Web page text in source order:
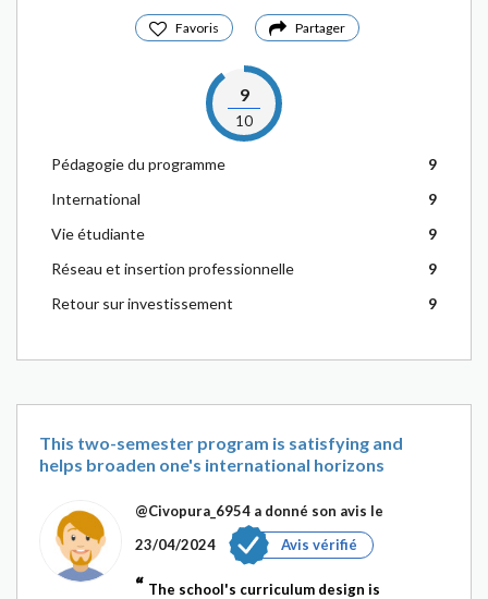
Favoris Partager
9
10
Pédagogie du programme
9
International
9
Vie étudiante
9
Réseau et insertion professionnelle
9
Retour sur investissement
9
This two-semester program is satisfying and
helps broaden one's international horizons
@Civopura_6954 a donné son avis le
23/04/2024
Avis vérifié
The school's curriculum design is